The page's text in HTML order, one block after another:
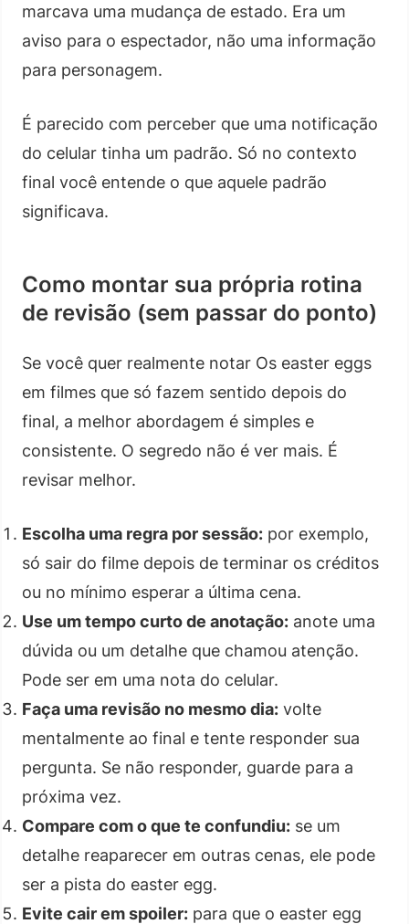
marcava uma mudança de estado. Era um
aviso para o espectador, não uma informação
para personagem.
É parecido com perceber que uma notificação
do celular tinha um padrão. Só no contexto
final você entende o que aquele padrão
significava.
Como montar sua própria rotina
de revisão (sem passar do ponto)
Se você quer realmente notar Os easter eggs
em filmes que só fazem sentido depois do
final, a melhor abordagem é simples e
consistente. O segredo não é ver mais. É
revisar melhor.
Escolha uma regra por sessão: por exemplo,
só sair do filme depois de terminar os créditos
ou no mínimo esperar a última cena.
Use um tempo curto de anotação: anote uma
dúvida ou um detalhe que chamou atenção.
Pode ser em uma nota do celular.
Faça uma revisão no mesmo dia: volte
mentalmente ao final e tente responder sua
pergunta. Se não responder, guarde para a
próxima vez.
Compare com o que te confundiu: se um
detalhe reaparecer em outras cenas, ele pode
ser a pista do easter egg.
Evite cair em spoiler: para que o easter egg